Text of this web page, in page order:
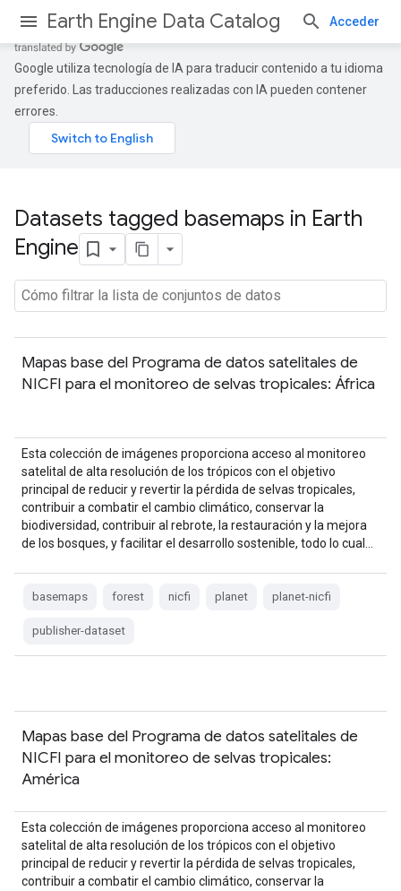
Earth Engine Data Catalog Acceder
Google utiliza tecnología de IA para traducir contenido a tu idioma
preferido. Las traducciones realizadas con IA pueden contener
errores.
Datasets tagged basemaps in Earth
Engine
Mapas base del Programa de datos satelitales de
NICFI para el monitoreo de selvas tropicales: África
Esta colección de imágenes proporciona acceso al monitoreo
satelital de alta resolución de los trópicos con el objetivo
principal de reducir y revertir la pérdida de selvas tropicales,
contribuir a combatir el cambio climático, conservar la
biodiversidad, contribuir al rebrote, la restauración y la mejora
de los bosques, y facilitar el desarrollo sostenible, todo lo cual…
basemaps forest nicfi planet planet-nicfi
publisher-dataset
Mapas base del Programa de datos satelitales de
NICFI para el monitoreo de selvas tropicales:
América
Esta colección de imágenes proporciona acceso al monitoreo
satelital de alta resolución de los trópicos con el objetivo
principal de reducir y revertir la pérdida de selvas tropicales,
contribuir a combatir el cambio climático, conservar la